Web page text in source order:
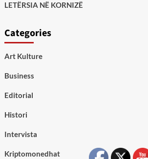
LETËRSIA NË KORNIZË
Categories
Art Kulture
Business
Editorial
Histori
Intervista
Kriptomonedhat